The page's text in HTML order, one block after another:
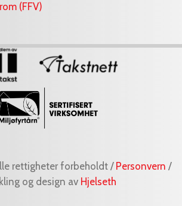
(FFV)
rettigheter forbeholdt / Personvern /
og design av Hjelseth